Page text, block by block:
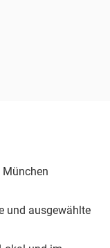
und ausgewählte